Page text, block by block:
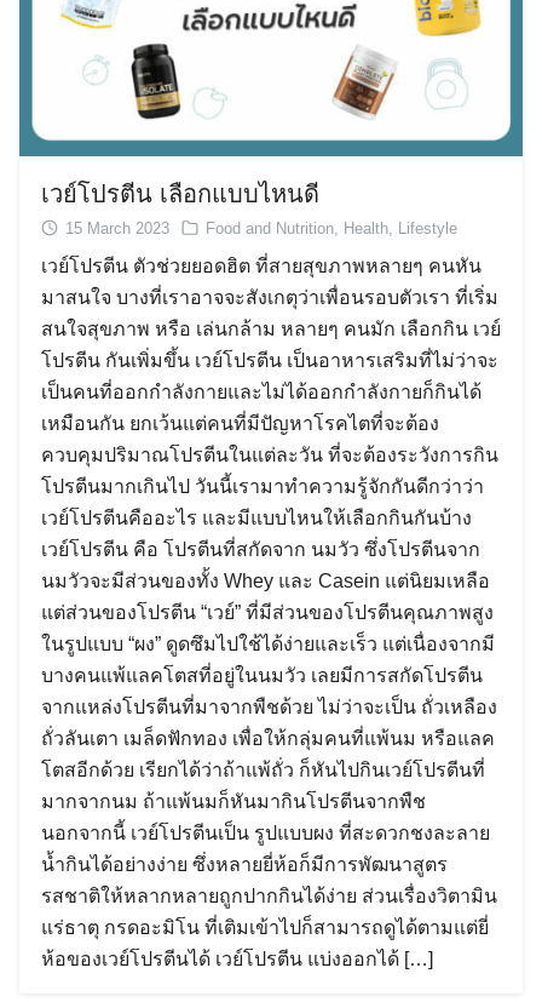
เวย์โปรตีน เลือกแบบไหนดี
15 March 2023 Food and Nutrition Health Lifestyle
เวย์โปรตีน ตัวช่วยยอดฮิต ที่สายสุขภาพหลายๆ คนหัน
มาสนใจ บางที่เราอาจจะสังเกตุว่าเพื่อนรอบตัวเรา ที่เริ่ม
สนใจสุขภาพ หรือ เล่นกล้าม หลายๆ คนมัก เลือกกิน เวย์
โปรตีน กันเพิ่มขึ้น เวย์โปรตีน เป็นอาหารเสริมที่ไม่ว่าจะ
เป็นคนที่ออกกำลังกายและไม่ได้ออกกำลังกายก็กินได้
เหมือนกัน ยกเว้นแต่คนที่มีปัญหาโรคไตที่จะต้อง
ควบคุมปริมาณโปรตีนในแต่ละวัน ที่จะต้องระวังการกิน
โปรตีนมากเกินไป วันนี้เรามาทำความรู้จักกันดีกว่าว่า
เวย์โปรตีนคืออะไร และมีแบบไหนให้เลือกกินกันบ้าง
เวย์โปรตีน คือ โปรตีนที่สกัดจาก นมวัว ซึ่งโปรตีนจาก
นมวัวจะมีส่วนของทั้ง Whey และ Casein แต่นิยมเหลือ
แต่ส่วนของโปรตีน “เวย์” ที่มีส่วนของโปรตีนคุณภาพสูง
ในรูปแบบ “ผง” ดูดซึมไปใช้ได้ง่ายและเร็ว แต่เนื่องจากมี
บางคนแพ้แลคโตสที่อยู่ในนมวัว เลยมีการสกัดโปรตีน
จากแหล่งโปรตีนที่มาจากพืชด้วย ไม่ว่าจะเป็น ถั่วเหลือง
ถั่วลันเตา เมล็ดฟักทอง เพื่อให้กลุ่มคนที่แพ้นม หรือแลค
โตสอีกด้วย เรียกได้ว่าถ้าแพ้ถั่ว ก็หันไปกินเวย์โปรตีนที่
มากจากนม ถ้าแพ้นมก็หันมากินโปรตีนจากพืช
นอกจากนี้ เวย์โปรตีนเป็น รูปแบบผง ที่สะดวกชงละลาย
น้ำกินได้อย่างง่าย ซึ่งหลายยี่ห้อก็มีการพัฒนาสูตร
รสชาติให้หลากหลายถูกปากกินได้ง่าย ส่วนเรื่องวิตามิน
แร่ธาตุ กรดอะมิโน ที่เติมเข้าไปก็สามารถดูได้ตามแต่ยี่
ห้อของเวย์โปรตีนได้ เวย์โปรตีน แบ่งออกได้ […]